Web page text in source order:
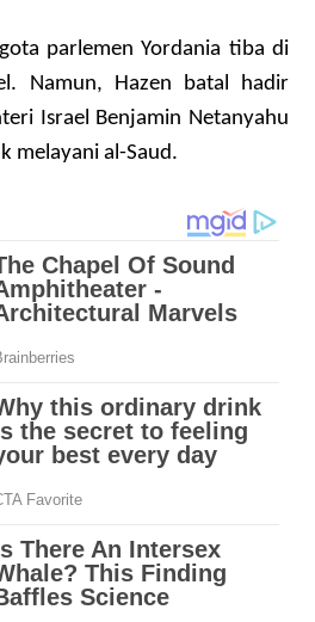
parlemen Yordania tiba di
Namun, Hazen batal hadir
Israel Benjamin Netanyahu
melayani al-Saud.